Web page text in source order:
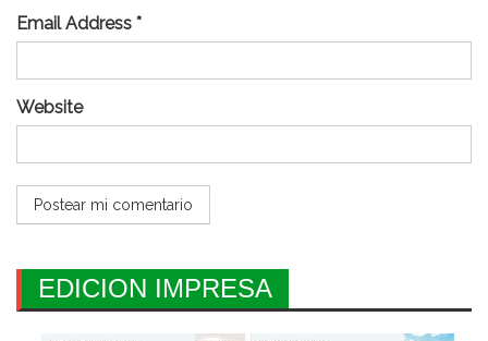
Email Address *
Website
EDICION IMPRESA